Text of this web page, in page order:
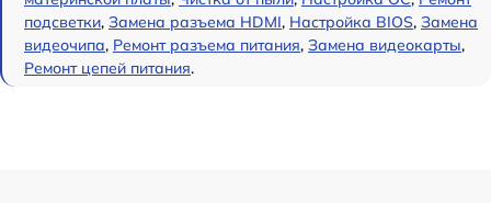
подсветки, Замена разъема HDMI, Настройка BIOS, Замена
видеочипа, Ремонт разъема питания, Замена видеокарты,
Ремонт цепей питания.